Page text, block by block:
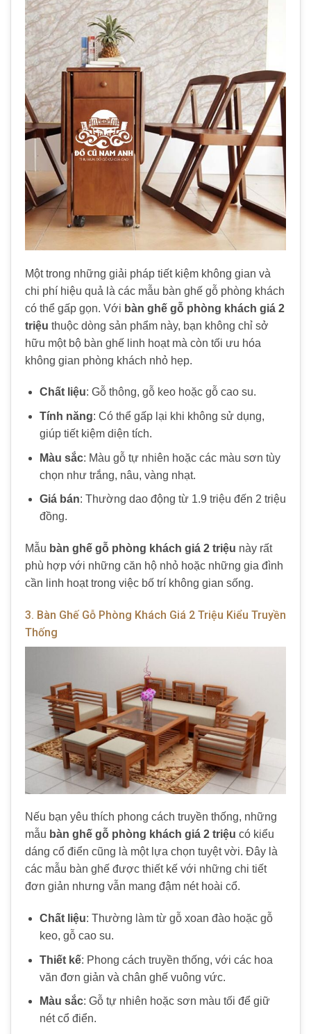
Một trong những giải pháp tiết kiệm không gian và
chi phí hiệu quả là các mẫu bàn ghế gỗ phòng khách
có thể gấp gọn. Với bàn ghế gỗ phòng khách giá 2
triệu thuộc dòng sản phẩm này, bạn không chỉ sở
hữu một bộ bàn ghế linh hoạt mà còn tối ưu hóa
không gian phòng khách nhỏ hẹp.
Chất liệu: Gỗ thông, gỗ keo hoặc gỗ cao su.
Tính năng: Có thể gấp lại khi không sử dụng,
giúp tiết kiệm diện tích.
Màu sắc: Màu gỗ tự nhiên hoặc các màu sơn tùy
chọn như trắng, nâu, vàng nhạt.
Giá bán: Thường dao động từ 1.9 triệu đến 2 triệu
đồng.
Mẫu bàn ghế gỗ phòng khách giá 2 triệu này rất
phù hợp với những căn hộ nhỏ hoặc những gia đình
cần linh hoạt trong việc bố trí không gian sống.
3. Bàn Ghế Gỗ Phòng Khách Giá 2 Triệu Kiểu Truyền
Thống
Nếu bạn yêu thích phong cách truyền thống, những
mẫu bàn ghế gỗ phòng khách giá 2 triệu có kiểu
dáng cổ điển cũng là một lựa chọn tuyệt vời. Đây là
các mẫu bàn ghế được thiết kế với những chi tiết
đơn giản nhưng vẫn mang đậm nét hoài cổ.
Chất liệu: Thường làm từ gỗ xoan đào hoặc gỗ
keo, gỗ cao su.
Thiết kế: Phong cách truyền thống, với các hoa
văn đơn giản và chân ghế vuông vức.
Màu sắc: Gỗ tự nhiên hoặc sơn màu tối để giữ
nét cổ điển.